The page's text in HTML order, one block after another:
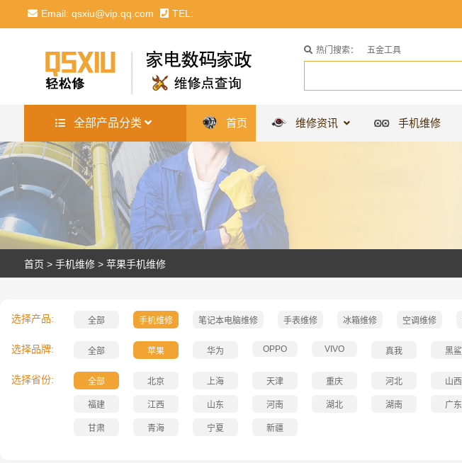
Email: qsxiu@vip.qq.com TEL:
热门搜索： 五金工具
全部产品分类 首页 维修资讯 手机维修
首页 > 手机维修> 苹果手机维修
选择产品: 全部 手机维修 笔记本电脑维修 手表维修 冰箱维修 空调维修
选择品牌: 全部 苹果 华为 OPPO VIVO 真我 黑鲨
选择省份: 全部 北京 上海 天津 重庆 河北 山西
福建 江西 山东 河南 湖北 湖南 广东
甘肃 青海 宁夏 新疆